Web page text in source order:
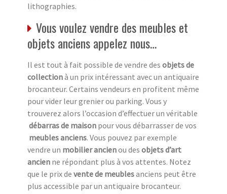
lithographies.
Vous voulez vendre des meubles et
objets anciens appelez nous…
Il est tout à fait possible de vendre des objets de
collectionà un prix intéressant avec un antiquaire
brocanteur. Certains vendeurs en profitent même
pour vider leur grenier ou parking. Vous y
trouverez alors l’occasion d’effectuer un véritable
débarras de maison pour vous débarrasser de vos
meubles anciens. Vous pouvez par exemple
vendre un mobilier ancienou des objets d’art
ancien ne répondant plus à vos attentes. Notez
que le prix de vente de meublesanciens peut être
plus accessible par un antiquaire brocanteur.